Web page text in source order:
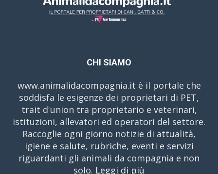
CHI SIAMO
www.animalidacompagnia.it è il portale che
soddisfa le esigenze dei proprietari di PET,
trait d'union tra proprietario e veterinari,
istituzioni, allevatori ed operatori del settore.
Raccoglie ogni giorno notizie di attualità,
igiene e salute, rubriche, eventi e servizi
riguardanti gli animali da compagnia e non
solo. Leggi di più